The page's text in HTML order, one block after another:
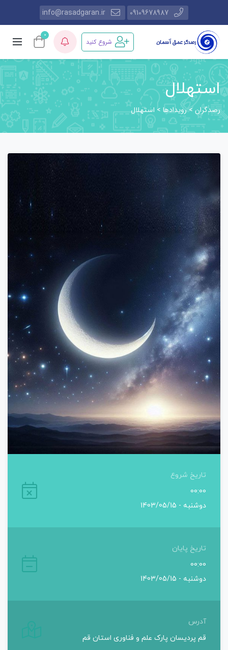
09109678987
info@rasadgaran.ir
شروع کنید
0
استهلال
رصدگران>رویدادها > استهلال
تاریخ شروع
00:00
دوشنبه - 1403/05/15
تاریخ پایان
00:00
دوشنبه - 1403/05/15
آدرس
قم پردیسان پارک علم و فناوری استان قم